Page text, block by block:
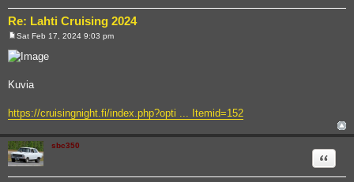
Re: Lahti Cruising 2024
o
s
Sat Feb 17, 2024 9:03 pm
Kuvia
https://cruisingnight.fi/index.php?opti ... Itemid=152
sbc350
Quote